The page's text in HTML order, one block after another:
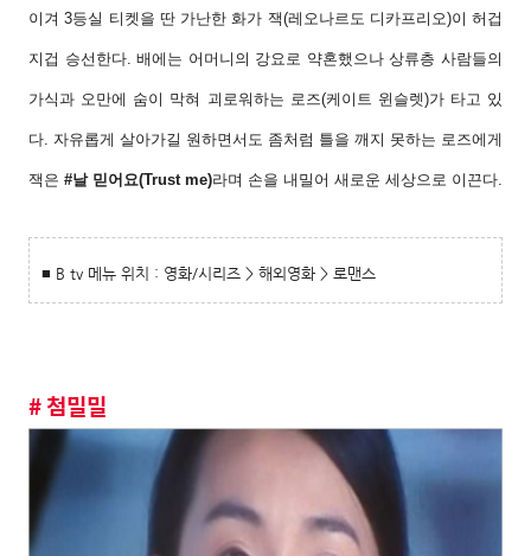
이겨 3등실 티켓을 딴 가난한 화가 잭(레오나르도 디카프리오)이 허겁
지겁 승선한다. 배에는 어머니의 강요로 약혼했으나상류층 사람들의
가식과 오만에 숨이 막혀 괴로워하는 로즈(케이트 윈슬렛)가 타고 있
다. 자유롭게 살아가길 원하면서도 좀처럼 틀을 깨지 못하는 로즈에게
잭은 #날 믿어요(Trust me)라며 손을 내밀어 새로운 세상으로 이끈다.
■ B tv 메뉴 위치 : 영화/시리즈 > 해외영화 > 로맨스
# 첨밀밀